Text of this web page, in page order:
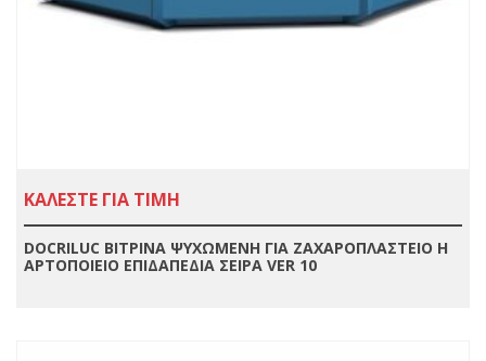
ΚΑΛΕΣΤΕ ΓΙΑ ΤΙΜΗ
DOCRILUC ΒΙΤΡΙΝΑ ΨΥΧΩΜΕΝΗ ΓΙΑ ΖΑΧΑΡΟΠΛΑΣΤΕΙΟ Η
ΑΡΤΟΠΟΙΕΙΟ ΕΠΙΔΑΠΕΔΙΑ ΣΕΙΡΑ VER 10